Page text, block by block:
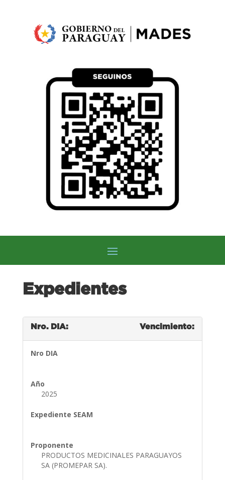
Expedientes
Nro. DIA: Vencimiento:
Nro DIA
Año
2025
Expediente SEAM
Proponente
PRODUCTOS MEDICINALES PARAGUAYOS
SA (PROMEPAR SA).